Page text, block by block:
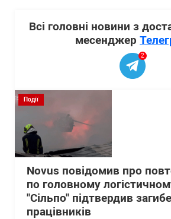
Всі головні новини з
месенджер
2
Події
Novus повідомив про
по головному
"Сільпо" підтвердив
працівників